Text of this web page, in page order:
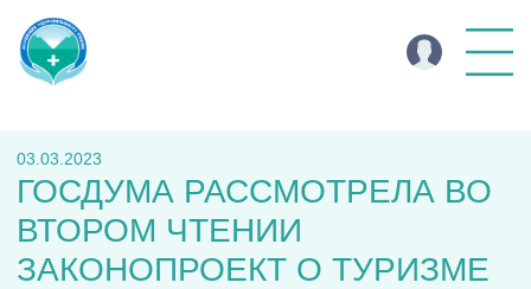
03.03.2023
ГОСДУМА РАССМОТРЕЛА ВО
ВТОРОМ ЧТЕНИИ
ЗАКОНОПРОЕКТ О ТУРИЗМЕ